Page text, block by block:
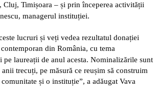
Timișoara – și prin începerea activității
managerul instituției.
lucruri și veți vedea rezultatul donației
din România, cu tema
pe laureații de anul acesta. Nominalizările sunt
trecuți, pe măsură ce reușim să construim
și o instituție”, a adăugat Vava